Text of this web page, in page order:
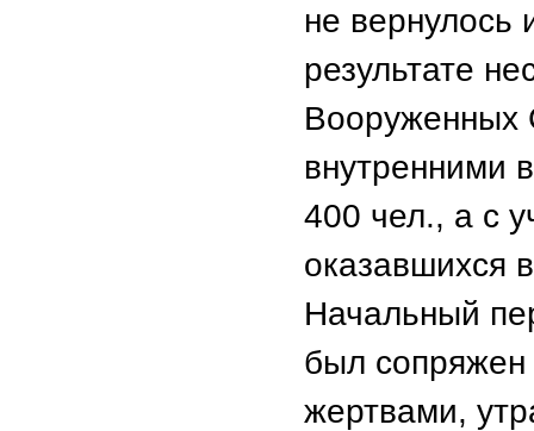
не вернулось
результате
Вооруженных
внутренними
400 чел., а с
оказавшихся
Начальный
был
жертвами,